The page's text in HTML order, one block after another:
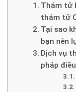
Thám tử
thám tử
Tại sao
bạn nên
Dịch vụ
pháp